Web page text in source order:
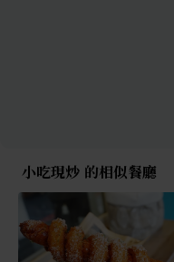
小吃現炒 的相似餐廳